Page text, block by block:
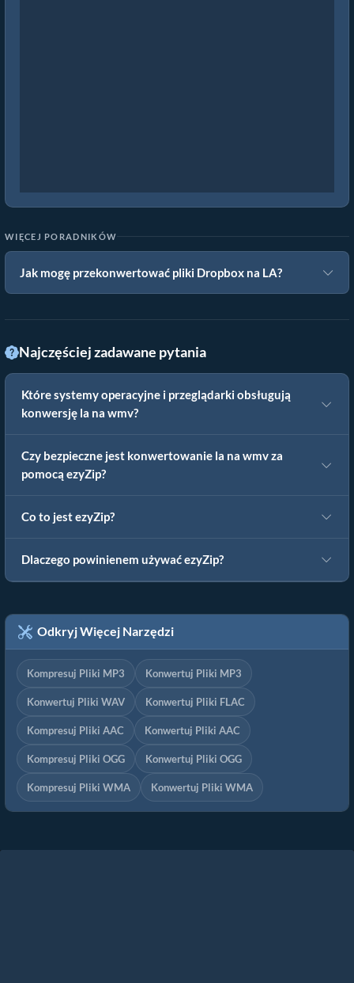
WIĘCEJ PORADNIKÓW
Jak mogę przekonwertować pliki Dropbox na LA?
Najczęściej zadawane pytania
Które systemy operacyjne i przeglądarki obsługują
konwersję la na wmv?
Czy bezpieczne jest konwertowanie la na wmv za
pomocą ezyZip?
Co to jest ezyZip?
Dlaczego powinienem używać ezyZip?
Odkryj Więcej Narzędzi
Kompresuj Pliki MP3 Konwertuj Pliki MP3
Konwertuj Pliki WAV Konwertuj Pliki FLAC
Kompresuj Pliki AAC Konwertuj Pliki AAC
Kompresuj Pliki OGG Konwertuj Pliki OGG
Kompresuj Pliki WMA Konwertuj Pliki WMA